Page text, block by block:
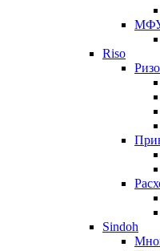
МФУ
Riso
Sindoh